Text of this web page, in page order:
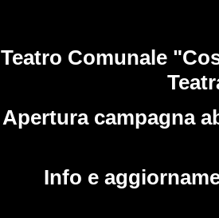
Teatro Comunale
Apertura campagna
Info e